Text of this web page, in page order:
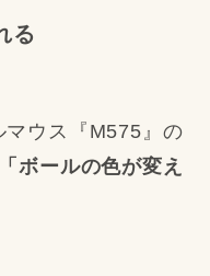
る
マウス『M575』の
「ボールの色が変え